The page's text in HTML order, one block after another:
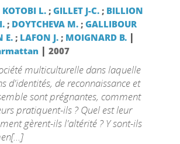
KOTOBI L.; GILLET J-C.; BILLION
; DOYTCHEVA M.; GALLIBOUR
E.; LAFON J.; MOIGNARD B. |
| 2007
multiculturelle dans laquelle
d'identités, de reconnaissance et
sont prégnantes, comment
pratiquent-ils ? Quel est leur
gèrent-ils l'altérité ? Y sont-ils